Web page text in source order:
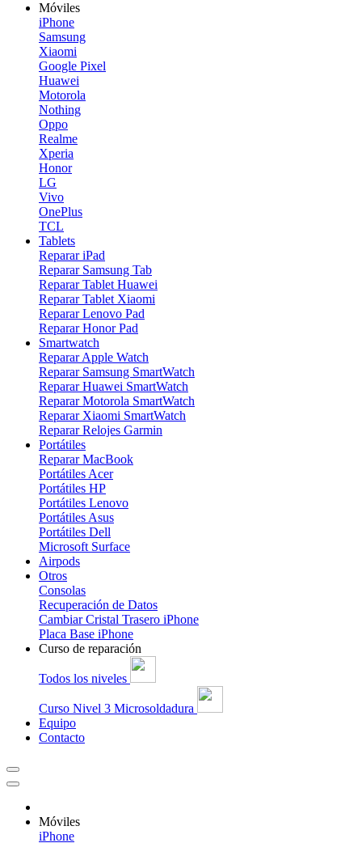
Móviles
iPhone
Samsung
Xiaomi
Google Pixel
Huawei
Motorola
Nothing
Oppo
Realme
Xperia
Honor
LG
Vivo
OnePlus
TCL
Tablets
Reparar iPad
Reparar Samsung Tab
Reparar Tablet Huawei
Reparar Tablet Xiaomi
Reparar Lenovo Pad
Reparar Honor Pad
Smartwatch
Reparar Apple Watch
Reparar Samsung SmartWatch
Reparar Huawei SmartWatch
Reparar Motorola SmartWatch
Reparar Xiaomi SmartWatch
Reparar Relojes Garmin
Portátiles
Reparar MacBook
Portátiles Acer
Portátiles HP
Portátiles Lenovo
Portátiles Asus
Portátiles Dell
Microsoft Surface
Airpods
Otros
Consolas
Recuperación de Datos
Cambiar Cristal Trasero iPhone
Placa Base iPhone
Curso de reparación
Todos los niveles
Curso Nivel 3 Microsoldadura
Equipo
Contacto
Móviles
iPhone